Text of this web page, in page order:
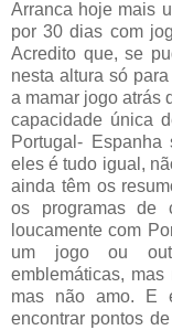
Arranca hoje mais
por 30 dias com
Acredito que, se
nesta altura só
a mamar jogo atrás
capacidade única
Portugal-
eles é tudo igual,
ainda têm os
os programas de
loucamente com
um jogo ou
emblemáticas,
mas não amo. E
encontrar pontos